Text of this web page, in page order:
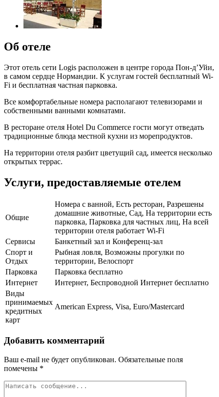
Об отеле
Этот отель сети Logis расположен в центре города Пон-д’Уйи,
в самом сердце Нормандии. К услугам гостей бесплатный Wi-
Fi и бесплатная частная парковка.
Все комфортабельные номера располагают телевизорами и
собственными ванными комнатами.
В ресторане отеля Hotel Du Commerce гости могут отведать
традиционные блюда местной кухни из морепродуктов.
На территории отеля разбит цветущий сад, имеется несколько
открытых террас.
Услуги, предоставляемые отелем
Общие
Номера с ванной, Есть ресторан, Разрешены
домашние животные, Сад, На территории есть
парковка, Парковка для частных лиц, На всей
территории отеля работает Wi-Fi
Сервисы
Банкетный зал и Конференц-зал
Спорт и
Отдых
Рыбная ловля, Возможны прогулки по
территории, Велоспорт
Парковка
Парковка бесплатно
Интернет
Интернет, Беспроводной Интернет бесплатно
Виды
принимаемых
кредитных
карт
American Express, Visa, Euro/Mastercard
Добавить комментарий
Ваш e-mail не будет опубликован. Обязательные поля
помечены *